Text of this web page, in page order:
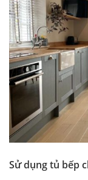
Sử dụng tủ bếp